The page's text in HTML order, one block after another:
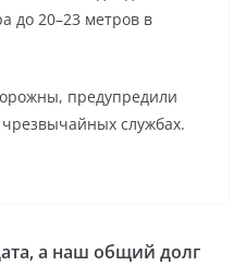
до 20–23 метров в
предупредили
службах.
а наш общий долг